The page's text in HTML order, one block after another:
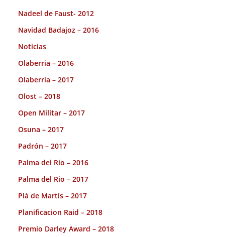
Nadeel de Faust- 2012
Navidad Badajoz – 2016
Noticias
Olaberria – 2016
Olaberria – 2017
Olost – 2018
Open Militar – 2017
Osuna – 2017
Padrón – 2017
Palma del Rio – 2016
Palma del Rio – 2017
Plà de Martís – 2017
Planificacion Raid – 2018
Premio Darley Award – 2018